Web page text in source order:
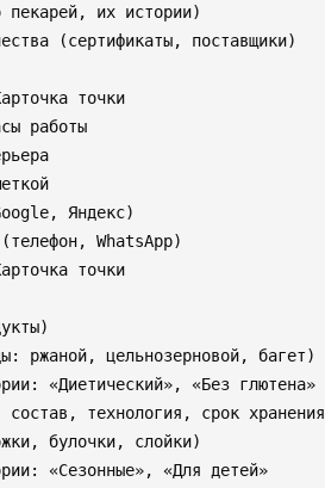
пекарей, их истории)
(сертификаты, поставщики)
точки
работы
Яндекс)
WhatsApp)
точки
ржаной, цельнозерновой, багет)
«Диетический», «Без глютена»
технология, срок хранения
булочки, слойки)
«Сезонные», «Для детей»